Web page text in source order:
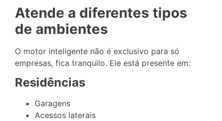
Atende a diferentes tipos
de ambientes
O motor inteligente não é exclusivo para só
empresas, fica tranquilo. Ele está presente em:
Residências
Garagens
Acessos laterais